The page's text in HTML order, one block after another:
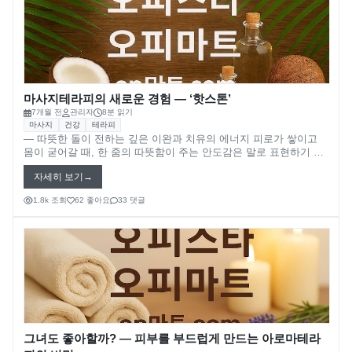
마사지테라피의 새로운 경험 — ‘핫스톤’
7개월 전 관리자
8분 읽기
마사지
건강 테라피
― 따뜻한 돌이 전하는 깊은 이완과 치유의 에너지 피로가 쌓이고
몸이 굳어갈 때, 한 줌의 따뜻함이 주는 안도감은 말로 표현하기 어
렵습니다. 그 따뜻함이 손끝이 아닌 **돌(Stone)**에서 전해진다면
어떨까요? 고대 문명에서부터 전해 내려온 치유의 기술, 바로 **핫
스톤 마사지(Hot Stone Therapy)**입니다.
자세히 보기
1.8k 조회 62 좋아요 33 댓글
그녀도 좋아할까? ― 피부를 부드럽게 만드는 아로마테라